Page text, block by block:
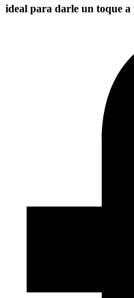
​ideal para darle un toque a